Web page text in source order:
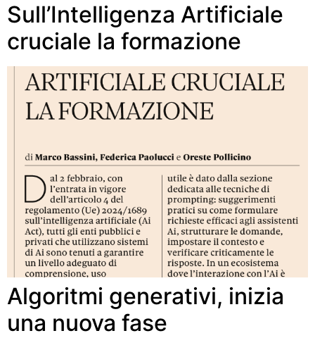
Sull’Intelligenza Artificiale
cruciale la formazione
Algoritmi generativi, inizia
una nuova fase